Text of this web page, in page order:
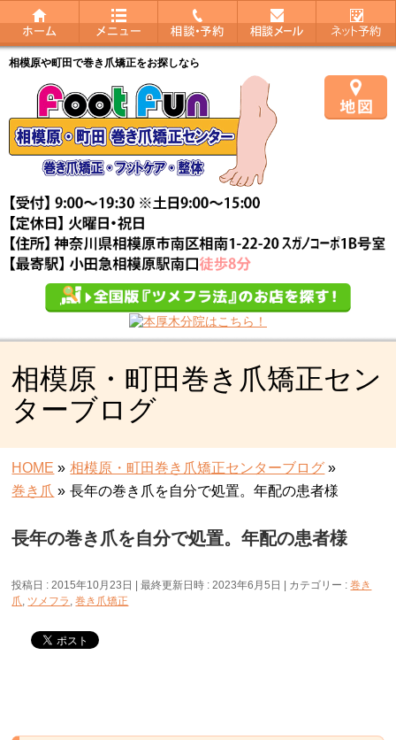
相模原や町田で巻き爪矯正をお探しなら
相模原・町田巻き爪矯正セン
ターブログ
HOME » 相模原・町田巻き爪矯正センターブログ »
巻き爪 » 長年の巻き爪を自分で処置。年配の患者様
長年の巻き爪を自分で処置。年配の患者様
投稿日 : 2015年10月23日 最終更新日時 : 2023年6月5日 カテゴリー :巻き
爪, ツメフラ ,巻き爪矯正